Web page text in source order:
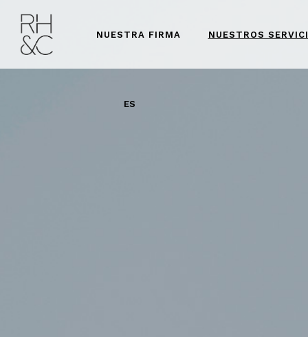
NUESTRA FIRMA NUESTROS
ES